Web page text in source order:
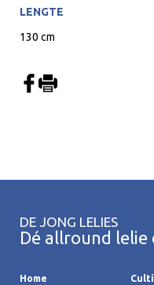
LENGTE
130 cm
DE JONG LELIES
Dé allround lelie
Home